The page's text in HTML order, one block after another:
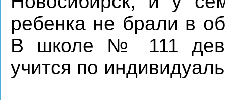
ребенка не брали в
В школе № 111
учится по